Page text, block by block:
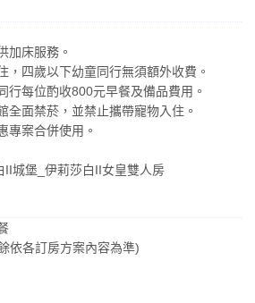
加床服務。
四歲以下幼童同行無須額外收費。
每位酌收800元早餐及備品費用。
面禁菸，並禁止攜帶寵物入住。
專案合併使用。
II城堡_伊莉莎白II女皇雙人房
依各訂房方案內容為準)